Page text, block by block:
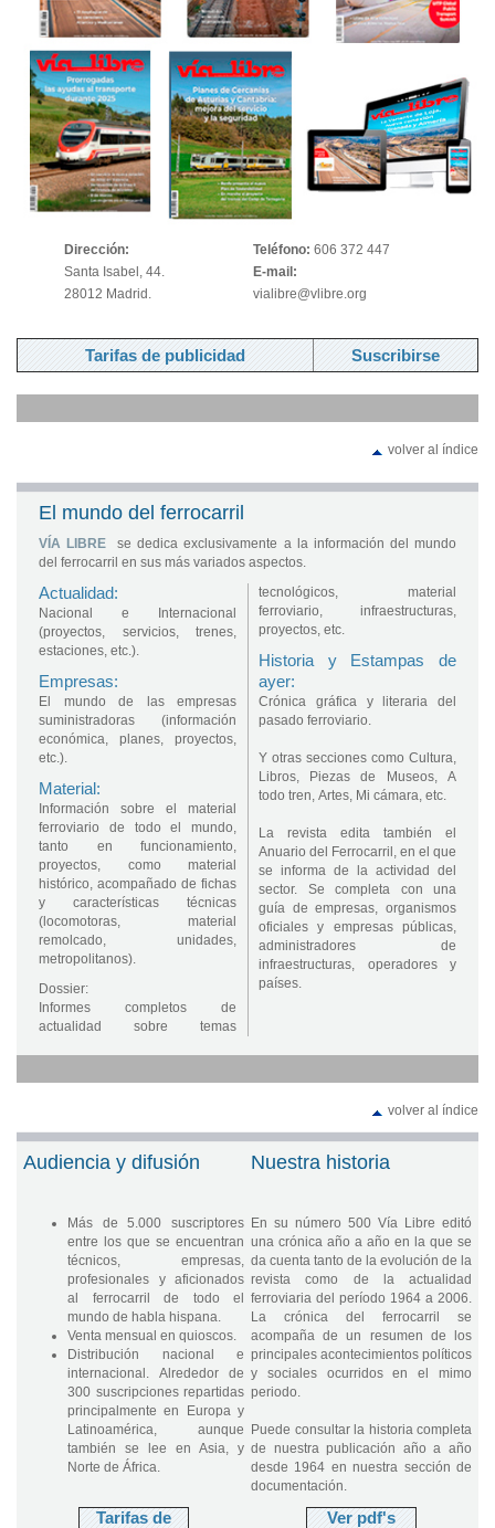
Dirección:
Santa Isabel, 44.
28012 Madrid.
Teléfono: 606 372 447
E-mail:
vialibre@vlibre.org
Tarifas de publicidad Suscribirse
volver al índice
El mundo del ferrocarril
VÍA LIBRE
se dedica exclusivamente a la información del mundo
del ferrocarril en sus más variados aspectos.
Actualidad:
Nacional e Internacional
(proyectos, servicios, trenes,
estaciones, etc.).
Empresas:
El mundo de las empresas
suministradoras (información
económica, planes, proyectos,
etc.).
Material:
Información sobre el material
ferroviario de todo el mundo,
tanto en funcionamiento,
proyectos, como material
histórico, acompañado de fichas
y características técnicas
(locomotoras, material
remolcado, unidades,
metropolitanos).
Dossier:
Informes completos de
actualidad sobre temas
tecnológicos, material
ferroviario, infraestructuras,
proyectos, etc.
Historia y Estampas de
ayer:
Crónica gráfica y literaria del
pasado ferroviario.
Y otras secciones como Cultura,
Libros, Piezas de Museos, A
todo tren, Artes, Mi cámara, etc.
La revista edita también el
Anuario del Ferrocarril, en el que
se informa de la actividad del
sector. Se completa con una
guía de empresas, organismos
oficiales y empresas públicas,
administradores de
infraestructuras, operadores y
países.
volver al índice
Audiencia y difusión Nuestra historia
Más de 5.000 suscriptores
entre los que se encuentran
técnicos, empresas,
profesionales y aficionados
al ferrocarril de todo el
mundo de habla hispana.
Venta mensual en quioscos.
Distribución nacional e
internacional. Alrededor de
300 suscripciones repartidas
principalmente en Europa y
Latinoamérica, aunque
también se lee en Asia, y
Norte de África.
Tarifas de
En su número 500 Vía Libre editó
una crónica año a año en la que se
da cuenta tanto de la evolución de la
revista como de la actualidad
ferroviaria del período 1964 a 2006.
La crónica del ferrocarril se
acompaña de un resumen de los
principales acontecimientos políticos
y sociales ocurridos en el mimo
periodo.
Puede consultar la historia completa
de nuestra publicación año a año
desde 1964 en nuestra sección de
documentación.
Ver pdf's